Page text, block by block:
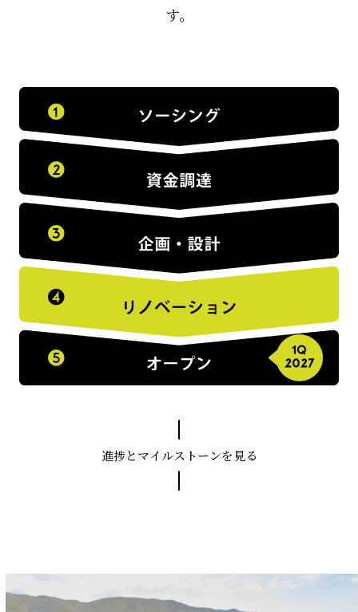
す。
進捗とマイルストーンを見る